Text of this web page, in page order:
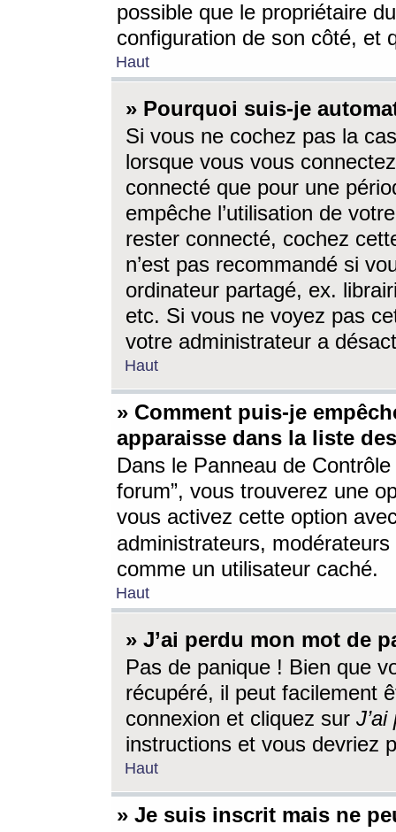
possible que le propriétaire
configuration de son côté, et
Haut
» Pourquoi suis-je
Si vous ne cochez pas la
lorsque vous vous
connecté que pour une
empêche l’utilisation de
rester connecté, cochez
n’est pas recommandé si
ordinateur partagé, ex.
etc. Si vous ne voyez pas
votre administrateur a
Haut
» Comment puis-je
apparaisse dans la liste
Dans le Panneau de
forum”, vous trouverez une
vous activez cette option
administrateurs,
comme un utilisateur caché.
Haut
» J’ai perdu mon mot de
Pas de panique ! Bien que
récupéré, il peut facilement
connexion et cliquez sur
instructions et vous devriez
Haut
» Je suis inscrit mais ne